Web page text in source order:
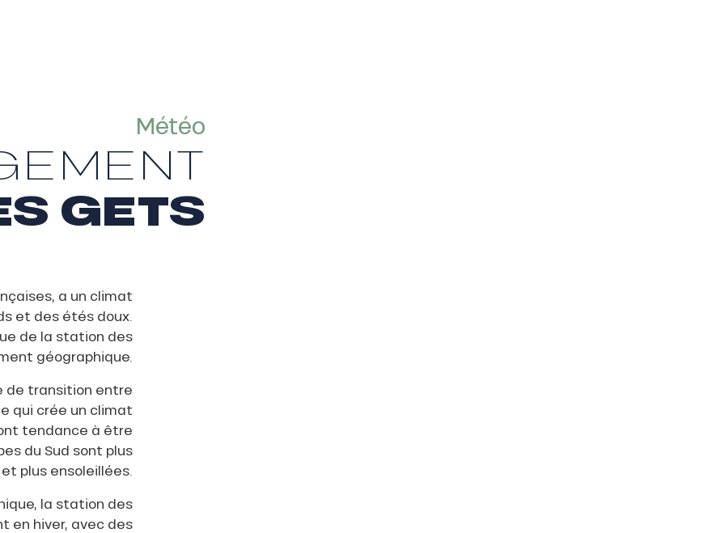
Météo
GETS
a un climat
et des étés doux.
de la station des
géographique.
de transition entre
qui crée un climat
tendance à être
du Sud sont plus
plus ensoleillées.
la station des
en hiver, avec des